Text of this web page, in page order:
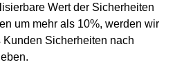
Wert der Sicherheiten
um mehr als 10%, werden wir
Kunden Sicherheiten nach